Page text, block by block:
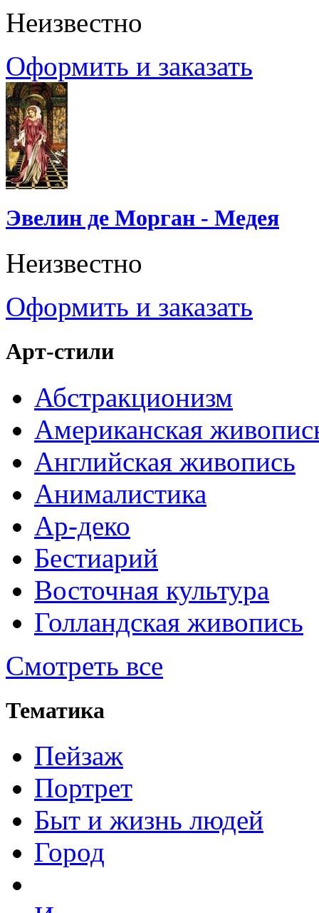
Неизвестно
Оформить и заказать
Эвелин де Морган - Медея
Неизвестно
Оформить и заказать
Арт-стили
Абстракционизм
Американская
Английская живопись
Анималистика
Ар-деко
Бестиарий
Восточная культура
Голландская живопись
Смотреть все
Тематика
Пейзаж
Портрет
Быт и жизнь людей
Город